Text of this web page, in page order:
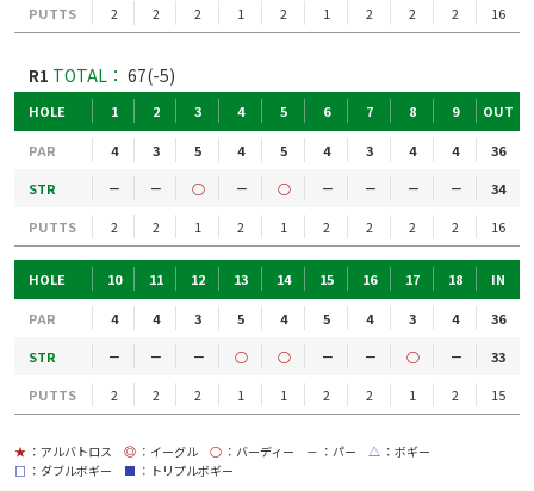
PUTTS
2 2 2 1 2 1 2 2 2 16
R1 TOTAL： 67(-5)
HOLE 1 2 3 4 5 6 7 8 9 OUT
PAR 4 3 5 4 5 4 3 4 4
36
STR
－ － ○ － ○ － － － －
34
PUTTS
2 2 1 2 1 2 2 2 2 16
HOLE 10 11 12 13 14 15 16 17 18 IN
PAR 4 4 3 5 4 5 4 3 4
36
STR
－ － － ○ ○ － － ○ －
33
PUTTS
2 2 2 1 1 2 2 1 2 15
★ ：アルバトロス ◎ ：イーグル ○ ：バーディー － ：パー △ ：ボギー
□ ：ダブルボギー ■ ：トリプルボギー